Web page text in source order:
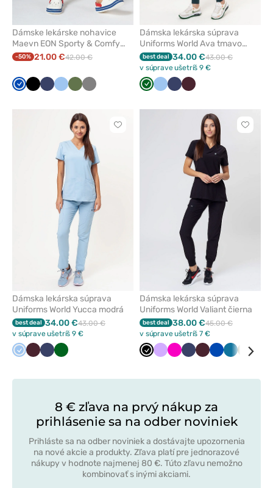
Dámske lekárske nohavice
Maevn EON Sporty & Comfy
jogger kráľovsky modré
-50% 21.00 €42.00 €
Královska
ČiernaNámornícky
ModráOlivkováTmavo
Dámska lekárska súprava
Uniforms World Ava tmavo
zelená
best deal 34.00 €43.00 €
v súprave ušetríš 9 €
TmavoModráNámornícky
Burgundová
Kliknite
Dámska lekárska súprava
Uniforms World Yucca modrá
best deal 34.00 €43.00 €
v súprave ušetríš 9 €
ModráBurgundová
Námornícky
Tmavo
Kliknite
Dámska lekárska súprava
Uniforms World Valiant čierna
best deal 38.00 €45.00 €
v súprave ušetríš 7 €
ČiernaLevandulová
MalinováNámornícky
Burgundová
Královska
Karibská
8 € zľava na prvý nákup za
prihlásenie sa na odber noviniek
Prihláste sa na odber noviniek a dostávajte upozornenia
na nové akcie a produkty. Zľava platí pre jednorazové
nákupy v hodnote najmenej 80 €. Túto zľavu nemožno
kombinovať s inými akciami.